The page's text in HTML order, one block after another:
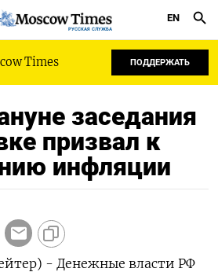
РУССКАЯ СЛУЖБА
EN
Times ПОДДЕРЖАТЬ
заседания
призвал к
инфляции
- Денежные власти РФ